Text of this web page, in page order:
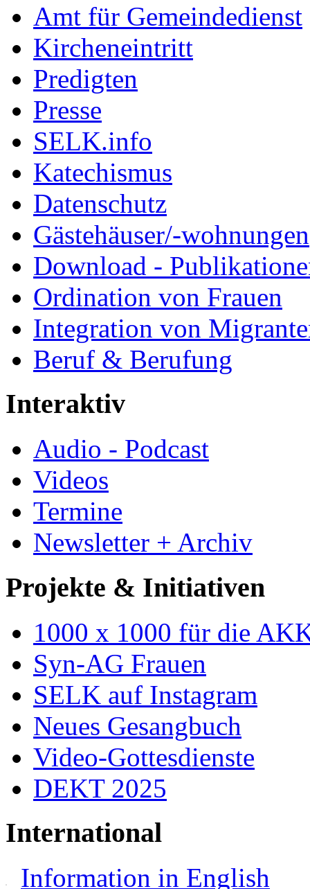
Amt für Gemeindedienst
Kircheneintritt
Predigten
Presse
SELK.info
Katechismus
Datenschutz
Gästehäuser/-wohnungen
Download -
Ordination von Frauen
Integration von
Beruf & Berufung
Interaktiv
Audio - Podcast
Videos
Termine
Newsletter + Archiv
Projekte & Initiativen
1000 x 1000 für die
Syn-AG Frauen
SELK auf Instagram
Neues Gesangbuch
Video-Gottesdienste
DEKT 2025
International
Information in English